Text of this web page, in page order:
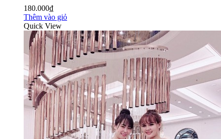
180.000₫
Thêm vào giỏ
Quick View